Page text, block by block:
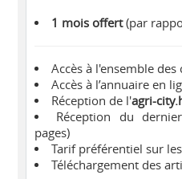
1 mois offert(par
Accès à l'ensemble
Accès à l’annuaire en
Réception de l'agri-
Réception du
pages)
Tarif préférentiel sur
Téléchargement des